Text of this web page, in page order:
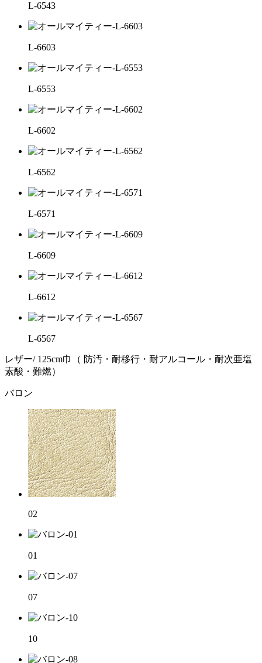
L-6543
L-6603
L-6553
L-6602
L-6562
L-6571
L-6609
L-6612
L-6567
レザー/ 125cm巾（ 防汚・耐移行・耐アルコール・耐次亜塩
素酸・難燃）
バロン
02
01
07
10